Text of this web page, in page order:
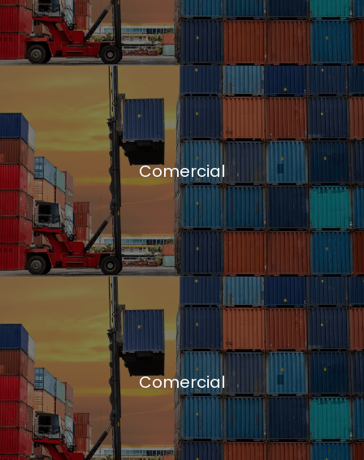
Comercial
Comercial